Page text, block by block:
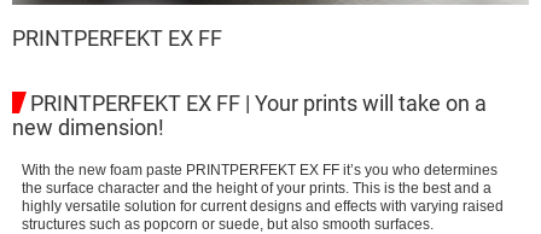
PRINTPERFEKT EX FF
PRINTPERFEKT EX FF | Your prints will take on a
new dimension!
With the new foam paste PRINTPERFEKT EX FF it’s you who determines
the surface character and the height of your prints. This is the best and a
highly versatile solution for current designs and effects with varying raised
structures such as popcorn or suede, but also smooth surfaces.